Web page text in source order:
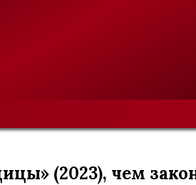
(2023), чем